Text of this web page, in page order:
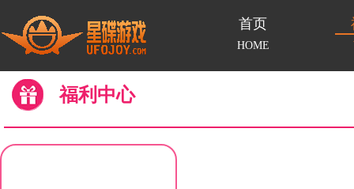
首页
HOME
福利中心